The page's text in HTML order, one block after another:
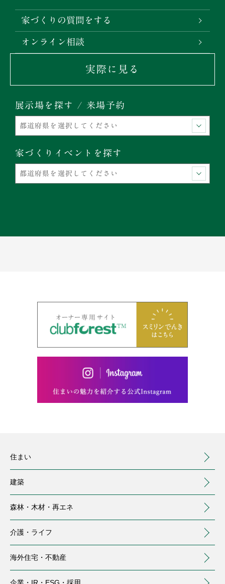
家づくりの質問をする
オンライン相談
実際に見る
展示場を探す / 来場予約
家づくりイベントを探す
住まい
建築
森林・木材・ 再エネ
介護・ ライフ
海外住宅・ 不動産
企業・IR・ ESG・採用